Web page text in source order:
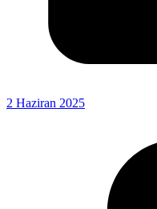
2 Haziran 2025